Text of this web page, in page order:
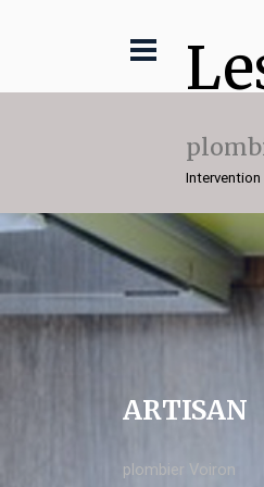
Intervention
ARTISAN
plombier Voiron